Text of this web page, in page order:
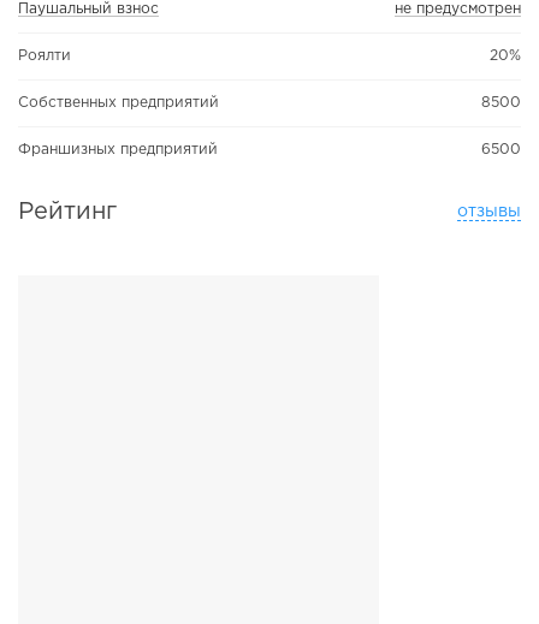
Паушальный взнос не предусмотрен
Роялти 20%
Собственных предприятий 8500
Франшизных предприятий 6500
Рейтинг отзывы